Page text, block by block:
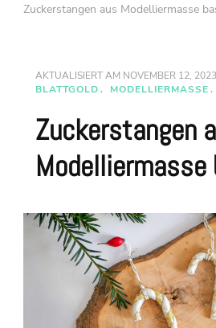
Zuckerstangen aus Modelliermasse
AKTUALISIERT AM NOVEMBER 12, 2023
BLATTGOLD
MODELLIERMASSE
Zuckerstangen